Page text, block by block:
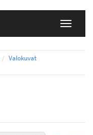
Valokuvat